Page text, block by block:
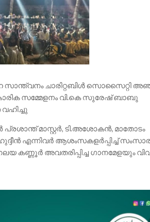
സാന്ത്വനം ചാരിറ്റബിൾ സൊസൈറ്റി
സമ്മേളനം വി.കെ സുരേഷ് ബാബു
മാസ്റ്റർ, ടി.അശോകൻ, മാതോടം
എന്നിവർ ആശംസകളർപ്പിച്ച്
കണ്ണൂർ അവതരിപ്പിച്ച ഗാനമേളയും